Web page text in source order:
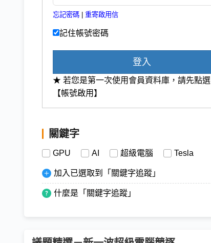
忘記密碼 重寄啟用信
記住帳號密碼
登入
★ 若您是第一次使用會員資料庫，請先點選
【帳號啟用】
關鍵字
GPU AI 超級電腦 Tesla
加入已選取到「關鍵字追蹤」
什麼是「關鍵字追蹤」